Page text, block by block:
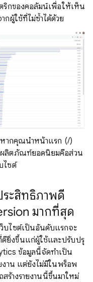
ริกของคอลัมน์เพื่อให้เห็น
กผู้ใช้ที่ไม่ซ้ำได้ด้วย
ากคุณนําหน้าแรก (/)
ผลิตภัณฑ์ยอดนิยมคือส่วน
ไซต์
ะสิทธิภาพดี
มากที่สุด
บไซต์เป็นอันดับแรกจะ
ยิ่งขึ้นแก่ผู้ใช้และปรับปรุ
ข้อมูลนี้จัดทำเป็น
งาน แต่ยังไม่มีในพร็อพ
ร้างรายงานนี้ขึ้นมาใหม่